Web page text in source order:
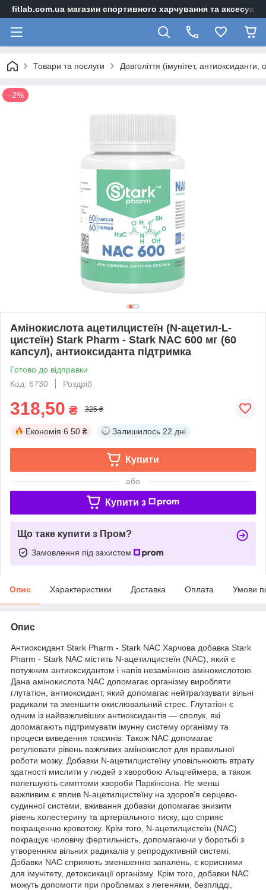
fitlab.com.ua магазин спортивного харчування та
Товари та послуги Довголіття (імунітет,
–2%
Амінокислота ацетилцистеїн (N-ацетил-L-
цистеїн) Stark Pharm - Stark NAC 600 мг (60
капсул), антиоксиданта підтримка
Готово до відправки
Код: 6730
Роздріб
318,50 ₴ 325 ₴
Економія 6.50 ₴ Залишилось 22 дні
Купити
або
Купити з
Що таке купити з Пром?
Замовлення під захистом
Опис Характеристики Доставка Оплата Умови
Опис
Антиоксидант Stark Pharm - Stark NAC Харчова добавка Stark
Pharm - Stark NAC містить N-ацетилцистеїн (NAC), який є
потужним антиоксидантом і напів незамінною амінокислотою.
Дана амінокислота NAC допомагає організму виробляти
глутатіон, антиоксидант, який допомагає нейтралізувати вільні
радикали та зменшити окислювальний стрес. Глутатіон є
одним із найважливіших антиоксидантів — сполук, які
допомагають підтримувати імунну систему організму та
процеси виведення токсинів. Також NAC допомагає
регулювати рівень важливих амінокислот для правильної
роботи мозку. Добавки N-ацетилцистеїну уповільнюють втрату
здатності мислити у людей з хворобою Альцгеймера, а також
полегшують симптоми хвороби Паркінсона. Не менш
важливим є вплив N-ацетилцистеїну на здоров’я серцево-
судинної системи, вживання добавки допомагає знизити
рівень холестерину та артеріального тиску, що сприяє
покращенню кровотоку. Крім того, N-ацетилцистеїн (NAC)
покращує чоловічу фертильність, допомагаючи у боротьбі з
утворенням вільних радикалів у репродуктивній системі.
Добавки NAC сприяють зменшенню запалень, є корисними
для імунітету, детоксикації організму. Крім того, добавки NAC
можуть допомогти при проблемах з легенями, безплідді,